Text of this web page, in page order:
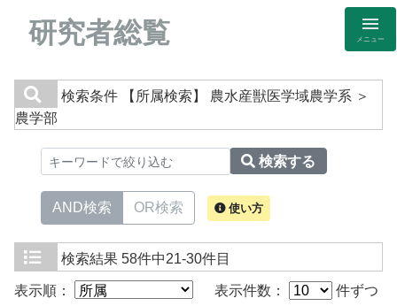
研究者総覧 メニュー
検索条件
【所属検索】 農水産獣医学域農学系 ＞
農学部
検索する
AND検索 OR検索 使い方
検索結果 58件中21-30件目
表示順： 表示件数： 件ずつ